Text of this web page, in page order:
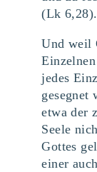
(Lk 6,28).
Und weil
jedes
gesegnet
etwa der
Seele
Gottes
einer